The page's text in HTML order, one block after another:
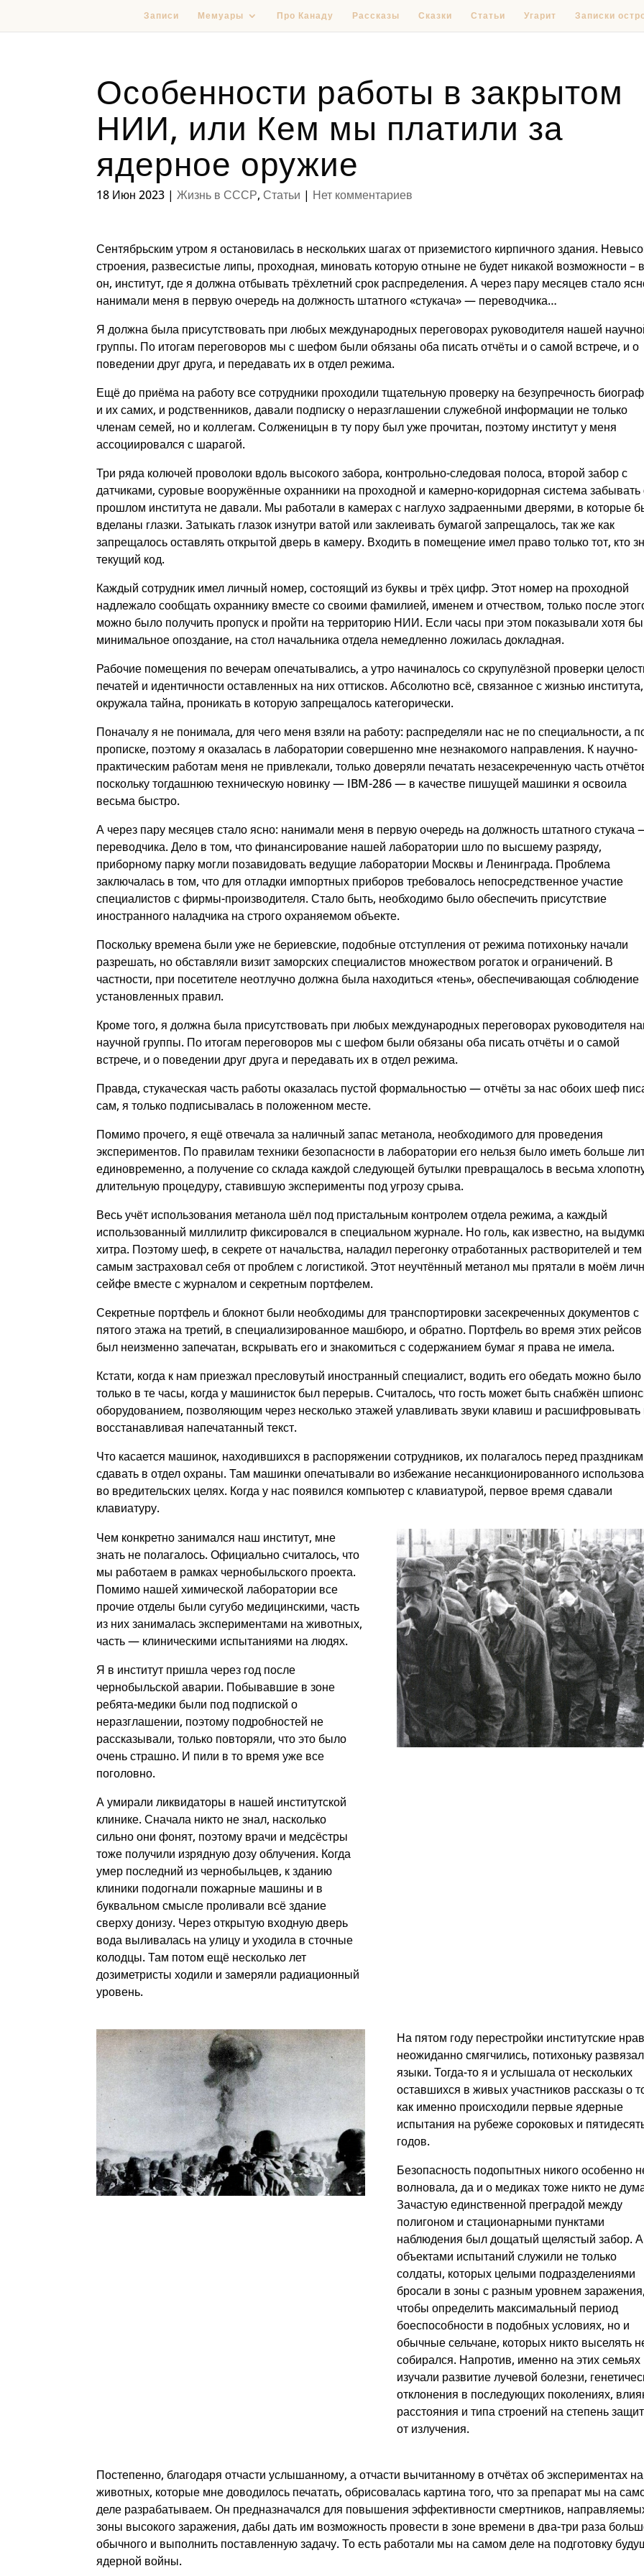
Записи Мемуары Про Канаду Рассказы Сказки Статьи Угарит Записки
Особенности работы в закрытом
НИИ, или Кем мы платили за
ядерное оружие
18 Июн 2023 |Жизнь в СССР,Статьи | Нет комментариев
Сентябрьским утром я остановилась в нескольких шагах от приземистого кирпичного здания.
строения, развесистые липы, проходная, миновать которую отныне не будет никакой возможности –
он, институт, где я должна отбывать трёхлетний срок распределения. А через пару месяцев стало
нанимали меня в первую очередь на должность штатного «стукача» — переводчика…
Я должна была присутствовать при любых международных переговорах руководителя нашей
группы. По итогам переговоров мы с шефом были обязаны оба писать отчёты и о самой встрече, и о
поведении друг друга, и передавать их в отдел режима.
Ещё до приёма на работу все сотрудники проходили тщательную проверку на безупречность
и их самих, и родственников, давали подписку о неразглашении служебной информации не только
членам семей, но и коллегам. Солженицын в ту пору был уже прочитан, поэтому институт у меня
ассоциировался с шарагой.
Три ряда колючей проволоки вдоль высокого забора, контрольно-следовая полоса, второй забор с
датчиками, суровые вооружённые охранники на проходной и камерно-коридорная система забывать
прошлом института не давали. Мы работали в камерах с наглухо задраенными дверями, в которые
вделаны глазки. Затыкать глазок изнутри ватой или заклеивать бумагой запрещалось, так же как
запрещалось оставлять открытой дверь в камеру. Входить в помещение имел право только тот, кто
текущий код.
Каждый сотрудник имел личный номер, состоящий из буквы и трёх цифр. Этот номер на проходной
надлежало сообщать охраннику вместе со своими фамилией, именем и отчеством, только после
можно было получить пропуск и пройти на территорию НИИ. Если часы при этом показывали хотя бы
минимальное опоздание, на стол начальника отдела немедленно ложилась докладная.
Рабочие помещения по вечерам опечатывались, а утро начиналось со скрупулёзной проверки
печатей и идентичности оставленных на них оттисков. Абсолютно всё, связанное с жизнью института,
окружала тайна, проникать в которую запрещалось категорически.
Поначалу я не понимала, для чего меня взяли на работу: распределяли нас не по специальности, а
прописке, поэтому я оказалась в лаборатории совершенно мне незнакомого направления. К научно-
практическим работам меня не привлекали, только доверяли печатать незасекреченную часть
поскольку тогдашнюю техническую новинку — IBM-286 — в качестве пишущей машинки я освоила
весьма быстро.
А через пару месяцев стало ясно: нанимали меня в первую очередь на должность штатного стукача
переводчика. Дело в том, что финансирование нашей лаборатории шло по высшему разряду,
приборному парку могли позавидовать ведущие лаборатории Москвы и Ленинграда. Проблема
заключалась в том, что для отладки импортных приборов требовалось непосредственное участие
специалистов с фирмы-производителя. Стало быть, необходимо было обеспечить присутствие
иностранного наладчика на строго охраняемом объекте.
Поскольку времена были уже не бериевские, подобные отступления от режима потихоньку начали
разрешать, но обставляли визит заморских специалистов множеством рогаток и ограничений. В
частности, при посетителе неотлучно должна была находиться «тень», обеспечивающая соблюдение
установленных правил.
Кроме того, я должна была присутствовать при любых международных переговорах руководителя
научной группы. По итогам переговоров мы с шефом были обязаны оба писать отчёты и о самой
встрече, и о поведении друг друга и передавать их в отдел режима.
Правда, стукаческая часть работы оказалась пустой формальностью — отчёты за нас обоих шеф
сам, я только подписывалась в положенном месте.
Помимо прочего, я ещё отвечала за наличный запас метанола, необходимого для проведения
экспериментов. По правилам техники безопасности в лаборатории его нельзя было иметь больше
единовременно, а получение со склада каждой следующей бутылки превращалось в весьма
длительную процедуру, ставившую эксперименты под угрозу срыва.
Весь учёт использования метанола шёл под пристальным контролем отдела режима, а каждый
использованный миллилитр фиксировался в специальном журнале. Но голь, как известно, на
хитра. Поэтому шеф, в секрете от начальства, наладил перегонку отработанных растворителей и тем
самым застраховал себя от проблем с логистикой. Этот неучтённый метанол мы прятали в моём
сейфе вместе с журналом и секретным портфелем.
Секретные портфель и блокнот были необходимы для транспортировки засекреченных документов с
пятого этажа на третий, в специализированное машбюро, и обратно. Портфель во время этих рейсов
был неизменно запечатан, вскрывать его и знакомиться с содержанием бумаг я права не имела.
Кстати, когда к нам приезжал пресловутый иностранный специалист, водить его обедать можно было
только в те часы, когда у машинисток был перерыв. Считалось, что гость может быть снабжён
оборудованием, позволяющим через несколько этажей улавливать звуки клавиш и расшифровывать
восстанавливая напечатанный текст.
Что касается машинок, находившихся в распоряжении сотрудников, их полагалось перед
сдавать в отдел охраны. Там машинки опечатывали во избежание несанкционированного
во вредительских целях. Когда у нас появился компьютер с клавиатурой, первое время сдавали
клавиатуру.
Чем конкретно занимался наш институт, мне
знать не полагалось. Официально считалось, что
мы работаем в рамках чернобыльского проекта.
Помимо нашей химической лаборатории все
прочие отделы были сугубо медицинскими, часть
из них занималась экспериментами на животных,
часть — клиническими испытаниями на людях.
Я в институт пришла через год после
чернобыльской аварии. Побывавшие в зоне
ребята-медики были под подпиской о
неразглашении, поэтому подробностей не
рассказывали, только повторяли, что это было
очень страшно. И пили в то время уже все
поголовно.
А умирали ликвидаторы в нашей институтской
клинике. Сначала никто не знал, насколько
сильно они фонят, поэтому врачи и медсёстры
тоже получили изрядную дозу облучения. Когда
умер последний из чернобыльцев, к зданию
клиники подогнали пожарные машины и в
буквальном смысле проливали всё здание
сверху донизу. Через открытую входную дверь
вода выливалась на улицу и уходила в сточные
колодцы. Там потом ещё несколько лет
дозиметристы ходили и замеряли радиационный
уровень.
На пятом году перестройки институтские
неожиданно смягчились, потихоньку
языки. Тогда-то я и услышала от нескольких
оставшихся в живых участников рассказы о
как именно происходили первые ядерные
испытания на рубеже сороковых и
годов.
Безопасность подопытных никого особенно
волновала, да и о медиках тоже никто не
Зачастую единственной преградой между
полигоном и стационарными пунктами
наблюдения был дощатый щелястый забор. А
объектами испытаний служили не только
солдаты, которых целыми подразделениями
бросали в зоны с разным уровнем заражения,
чтобы определить максимальный период
боеспособности в подобных условиях, но и
обычные сельчане, которых никто выселять
собирался. Напротив, именно на этих семьях
изучали развитие лучевой болезни,
отклонения в последующих поколениях,
расстояния и типа строений на степень
от излучения.
Постепенно, благодаря отчасти услышанному, а отчасти вычитанному в отчётах об экспериментах на
животных, которые мне доводилось печатать, обрисовалась картина того, что за препарат мы на
деле разрабатываем. Он предназначался для повышения эффективности смертников,
зоны высокого заражения, дабы дать им возможность провести в зоне времени в два-три раза
обычного и выполнить поставленную задачу. То есть работали мы на самом деле на подготовку
ядерной войны.